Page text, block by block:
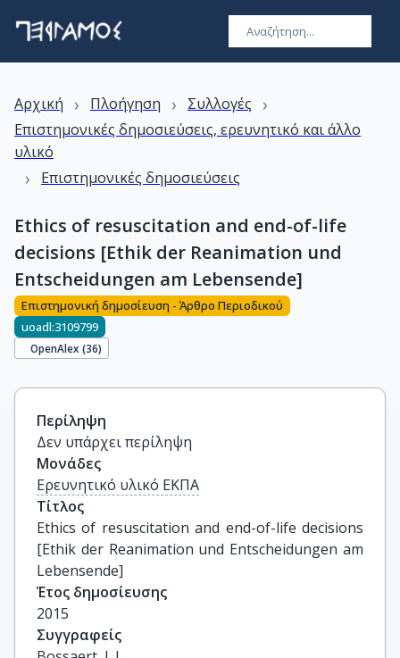
Αρχική › Πλοήγηση › Συλλογές ›
Επιστημονικές δημοσιεύσεις, ερευνητικό και άλλο
υλικό
› Επιστημονικές δημοσιεύσεις
Ethics of resuscitation and end-of-life
decisions [Ethik der Reanimation und
Entscheidungen am Lebensende]
Επιστημονική δημοσίευση - Άρθρο Περιοδικού
uoadl:3109799
OpenAlex (36)
Περίληψη
Δεν υπάρχει περίληψη
Μονάδες
Ερευνητικό υλικό ΕΚΠΑ
Τίτλος
Ethics of resuscitation and end-of-life decisions
[Ethik der Reanimation und Entscheidungen am
Lebensende]
Έτος δημοσίευσης
2015
Συγγραφείς